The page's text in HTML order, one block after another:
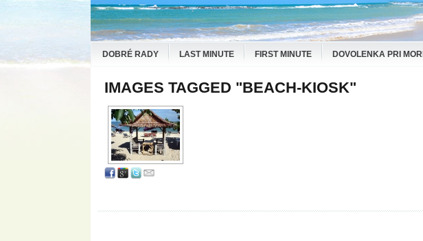
DOBRÉ RADY LAST MINUTE FIRST MINUTE DOVOLENKA PRI MORI
IMAGES TAGGED "BEACH-KIOSK"